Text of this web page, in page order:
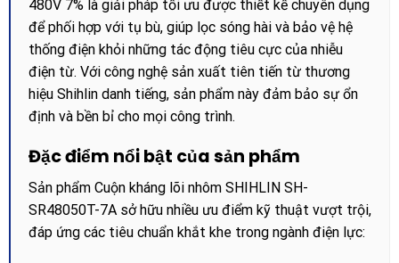
480V 7% là giải pháp tối ưu được thiết kế chuyên dụng
để phối hợp với tụ bù, giúp lọc sóng hài và bảo vệ hệ
thống điện khỏi những tác động tiêu cực của nhiễu
điện từ. Với công nghệ sản xuất tiên tiến từ thương
hiệu Shihlin danh tiếng, sản phẩm này đảm bảo sự ổn
định và bền bỉ cho mọi công trình.
Đặc điểm nổi bật của sản phẩm
Sản phẩm Cuộn kháng lõi nhôm SHIHLIN SH-
SR48050T-7A sở hữu nhiều ưu điểm kỹ thuật vượt trội,
đáp ứng các tiêu chuẩn khắt khe trong ngành điện lực: